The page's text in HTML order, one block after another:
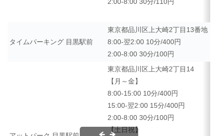
2:00-8:00 30分/110円
タイムパーキング 目黒駅前
東京都品川区上大崎2丁目13番地
8:00-翌2:00 10分/400円
2:00-8:00 30分/100円
東京都品川区上大崎2丁目14
【月～金】
8:00-15:00 10分/400円
15:00-翌2:00 15分/400円
2:00-8:00 30分/100円
【土日祝】